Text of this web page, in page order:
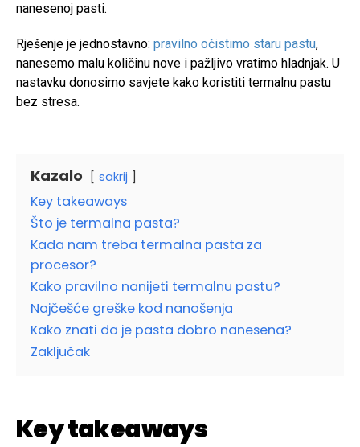
nanesenoj pasti.
Rješenje je jednostavno: pravilno očistimo staru pastu,
nanesemo malu količinu nove i pažljivo vratimo hladnjak. U
nastavku donosimo savjete kako koristiti termalnu pastu
bez stresa.
Kazalo sakrij
Key takeaways
Što je termalna pasta?
Kada nam treba termalna pasta za
procesor?
Kako pravilno nanijeti termalnu pastu?
Najčešće greške kod nanošenja
Kako znati da je pasta dobro nanesena?
Zaključak
Key takeaways